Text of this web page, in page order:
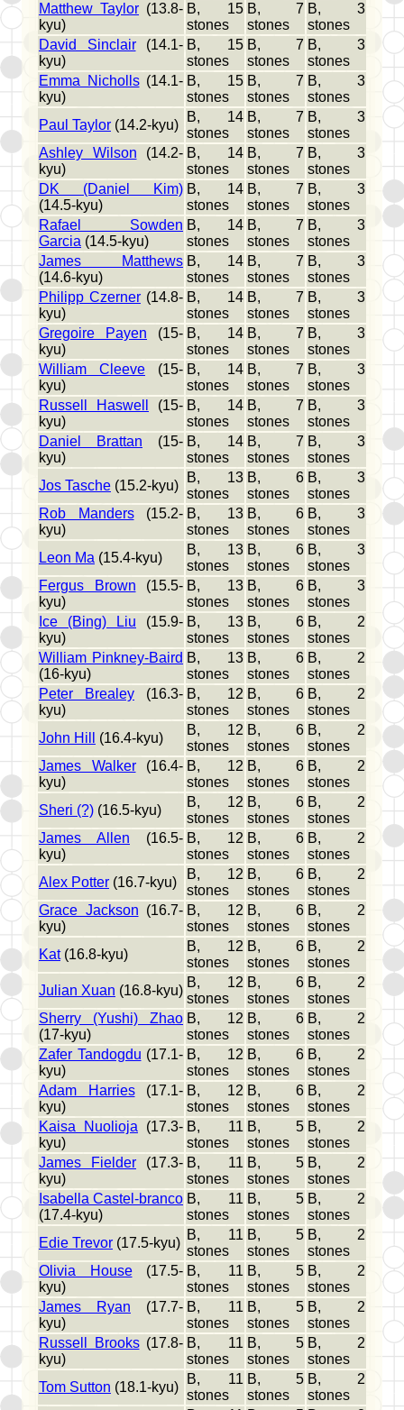
Matthew Taylor (13.8-
kyu)
B, 15
stones
B, 7
stones
B, 3
stones
David Sinclair(14.1-
kyu)
B, 15
stones
B, 7
stones
B, 3
stones
Emma Nicholls(14.1-
kyu)
B, 15
stones
B, 7
stones
B, 3
stones
Paul Taylor (14.2-kyu)
B, 14
stones
B, 7
stones
B, 3
stones
Ashley Wilson (14.2-
kyu)
B, 14
stones
B, 7
stones
B, 3
stones
DK (Daniel Kim)
(14.5-kyu)
B, 14
stones
B, 7
stones
B, 3
stones
Rafael Sowden
Garcia (14.5-kyu)
B, 14
stones
B, 7
stones
B, 3
stones
James Matthews
(14.6-kyu)
B, 14
stones
B, 7
stones
B, 3
stones
Philipp Czerner (14.8-
kyu)
B, 14
stones
B, 7
stones
B, 3
stones
Gregoire Payen (15-
kyu)
B, 14
stones
B, 7
stones
B, 3
stones
William Cleeve (15-
kyu)
B, 14
stones
B, 7
stones
B, 3
stones
Russell Haswell
(15-
kyu)
B, 14
stones
B, 7
stones
B, 3
stones
Daniel Brattan (15-
kyu)
B, 14
stones
B, 7
stones
B, 3
stones
Jos Tasche (15.2-kyu)
B, 13
stones
B, 6
stones
B, 3
stones
Rob Manders(15.2-
kyu)
B, 13
stones
B, 6
stones
B, 3
stones
Leon Ma (15.4-kyu)
B, 13
stones
B, 6
stones
B, 3
stones
Fergus Brown (15.5-
kyu)
B, 13
stones
B, 6
stones
B, 3
stones
Ice (Bing) Liu (15.9-
kyu)
B, 13
stones
B, 6
stones
B, 2
stones
William Pinkney-Baird
(16-kyu)
B, 13
stones
B, 6
stones
B, 2
stones
Peter Brealey (16.3-
kyu)
B, 12
stones
B, 6
stones
B, 2
stones
John Hill
(16.4-kyu)
B, 12
stones
B, 6
stones
B, 2
stones
James Walker(16.4-
kyu)
B, 12
stones
B, 6
stones
B, 2
stones
Sheri (?) (16.5-kyu)
B, 12
stones
B, 6
stones
B, 2
stones
James Allen (16.5-
kyu)
B, 12
stones
B, 6
stones
B, 2
stones
Alex Potter (16.7-kyu)
B, 12
stones
B, 6
stones
B, 2
stones
Grace Jackson (16.7-
kyu)
B, 12
stones
B, 6
stones
B, 2
stones
Kat(16.8-kyu)
B, 12
stones
B, 6
stones
B, 2
stones
Julian Xuan (16.8-kyu)
B, 12
stones
B, 6
stones
B, 2
stones
Sherry (Yushi) Zhao
(17-kyu)
B, 12
stones
B, 6
stones
B, 2
stones
Zafer Tandogdu (17.1-
kyu)
B, 12
stones
B, 6
stones
B, 2
stones
Adam Harries(17.1-
kyu)
B, 12
stones
B, 6
stones
B, 2
stones
Kaisa Nuolioja (17.3-
kyu)
B, 11
stones
B, 5
stones
B, 2
stones
James Fielder (17.3-
kyu)
B, 11
stones
B, 5
stones
B, 2
stones
Isabella Castel-branco
(17.4-kyu)
B, 11
stones
B, 5
stones
B, 2
stones
Edie Trevor (17.5-kyu)
B, 11
stones
B, 5
stones
B, 2
stones
Olivia House(17.5-
kyu)
B, 11
stones
B, 5
stones
B, 2
stones
James Ryan (17.7-
kyu)
B, 11
stones
B, 5
stones
B, 2
stones
Russell Brooks(17.8-
kyu)
B, 11
stones
B, 5
stones
B, 2
stones
Tom Sutton (18.1-kyu)
B, 11
stones
B, 5
stones
B, 2
stones